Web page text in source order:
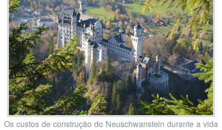
Os custos de construção do Neuschwanstein durante a vida